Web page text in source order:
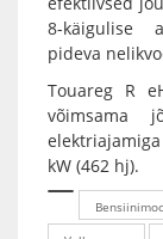
8-käigulise
pideva
Touareg R
võimsama
kW (462 hj).